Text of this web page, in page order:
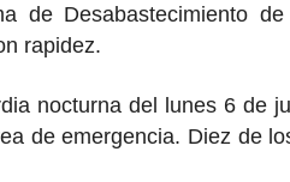
de Desabastecimiento
rapidez.
nocturna del lunes 6 de
de emergencia. Diez de